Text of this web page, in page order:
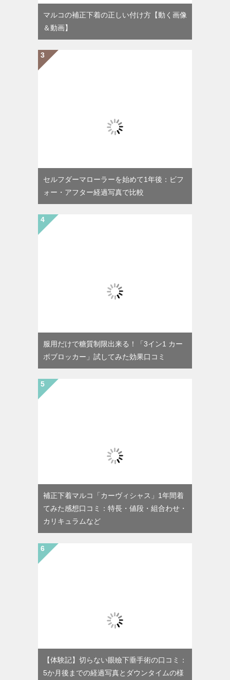
マルコの補正下着の正しい付け方【動く画像
＆動画】
セルフダーマローラーを始めて1年後：ビフ
ォー・アフター経過写真で比較
服用だけで糖質制限出来る！「3イン1 カー
ボブロッカー」試してみた効果口コミ
補正下着マルコ「カーヴィシャス」1年間着
てみた感想口コミ：特長・値段・組合わせ・
カリキュラムなど
【体験記】切らない眼瞼下垂手術の口コミ：
5か月後までの経過写真とダウンタイムの様